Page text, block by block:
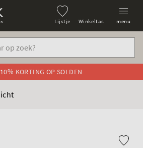
Lijstje Winkeltas menu
KORTING OP SOLDEN